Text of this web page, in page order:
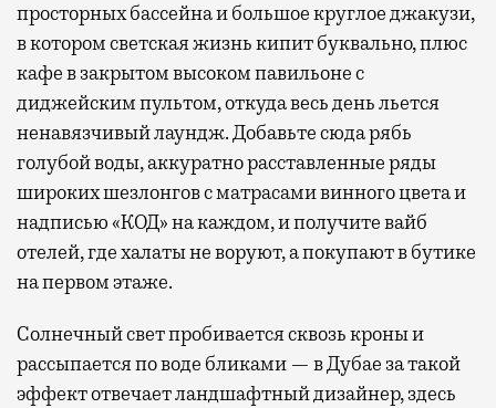
просторных бассейна и большое круглое джакузи,
в котором светская жизнь кипит буквально, плюс
кафе в закрытом высоком павильоне с
диджейским пультом, откуда весь день льется
ненавязчивый лаундж. Добавьте сюда рябь
голубой воды, аккуратно расставленные ряды
широких шезлонгов с матрасами винного цвета и
надписью «КОД» на каждом, и получите вайб
отелей, где халаты не воруют, а покупают в бутике
на первом этаже.
Солнечный свет пробивается сквозь кроны и
рассыпается по воде бликами — в Дубае за такой
эффект отвечает ландшафтный дизайнер, здесь